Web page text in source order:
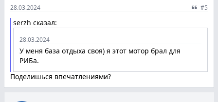
28.03.2024 #5
serzh сказал:
28.03.2024
У меня база отдыха своя) я этот мотор брал для
РИБа.
Поделишься впечатлениями?